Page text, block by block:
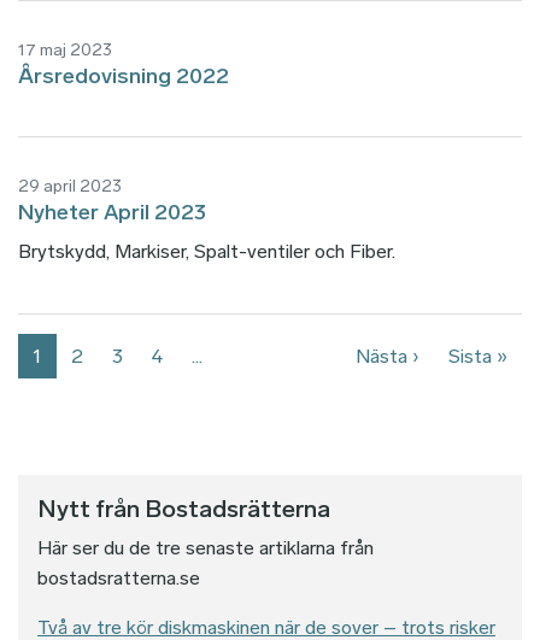
17 maj 2023
Årsredovisning 2022
29 april 2023
Nyheter April 2023
Brytskydd, Markiser, Spalt-ventiler och Fiber.
Paginering
1 2 3 4 … Nästa › Nästa sida
Sista »
Nytt från Bostadsrätterna
Här ser du de tre senaste artiklarna från
bostadsratterna.se
Två av tre kör diskmaskinen när de sover – trots risker